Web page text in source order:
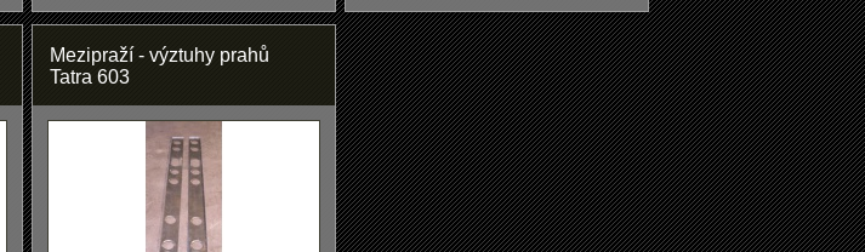
Mezipraží - výztuhy prahů
Tatra 603